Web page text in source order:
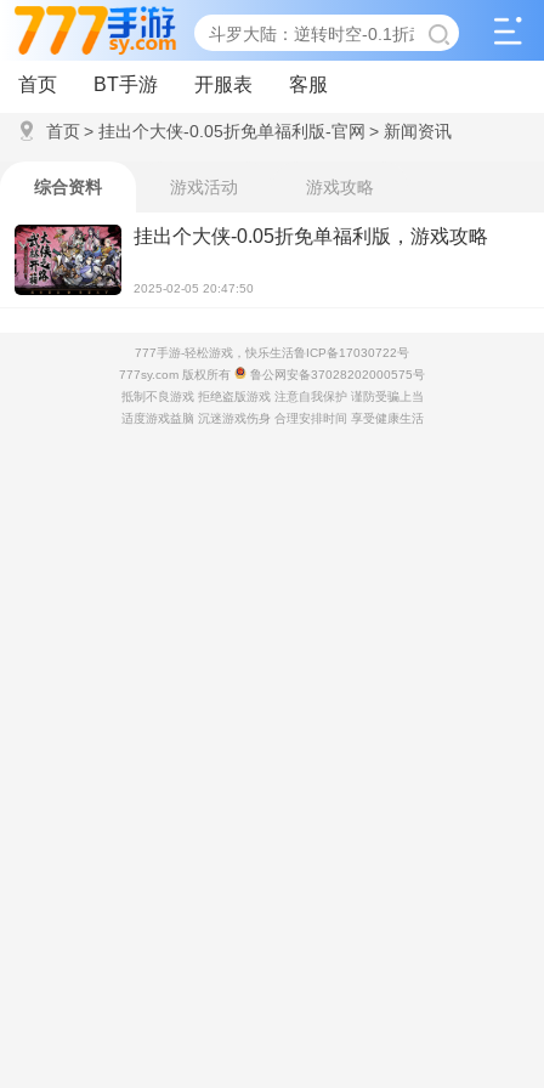
首页 BT手游 开服表 客服
首页> 挂出个大侠-0.05折免单福利版-官网 > 新闻资讯
综合资料 游戏活动 游戏攻略
挂出个大侠-0.05折免单福利版，游戏攻略
2025-02-05 20:47:50
777手游-轻松游戏，快乐生活鲁ICP备17030722号
777sy.com 版权所有
鲁公网安备37028202000575号
抵制不良游戏 拒绝盗版游戏 注意自我保护 谨防受骗上当
适度游戏益脑 沉迷游戏伤身 合理安排时间 享受健康生活